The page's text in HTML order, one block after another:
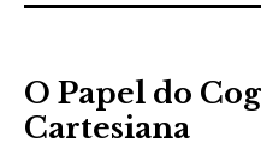
O Papel do
Cartesiana